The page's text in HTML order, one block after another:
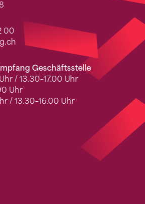
00
Geschäftsstelle
/ 13.30–17.00 Uhr
Uhr
/ 13.30–16.00 Uhr